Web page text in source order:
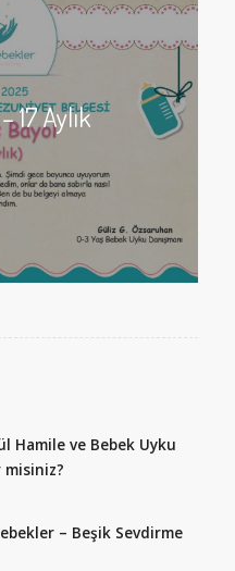
17 Aylık
Hamile ve Bebek Uyku
misiniz?
– Beşik Sevdirme